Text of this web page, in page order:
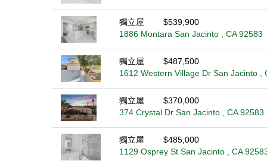
獨立屋
$539,900
1886 Montara San Jacinto , CA 92583
獨立屋
$487,500
1612 Western Village Dr San Jacinto ,
獨立屋
$370,000
374 Crystal Dr San Jacinto , CA 92583
獨立屋
$485,000
1129 Osprey St San Jacinto , CA